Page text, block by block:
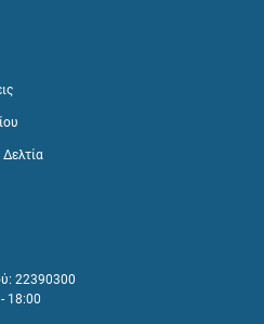
22390300
18:00